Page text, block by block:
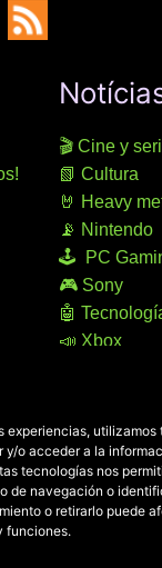
experiencias,
o acceder a la
tecnologías nos
de navegación o
o retirarlo puede
funciones.
🎬 Cine y
📗 Cultura
🤘 Heavy
📡 Nintendo
🕹 PC
🎮 Sony
🤖
📣 Xbox
texto):
Aviso